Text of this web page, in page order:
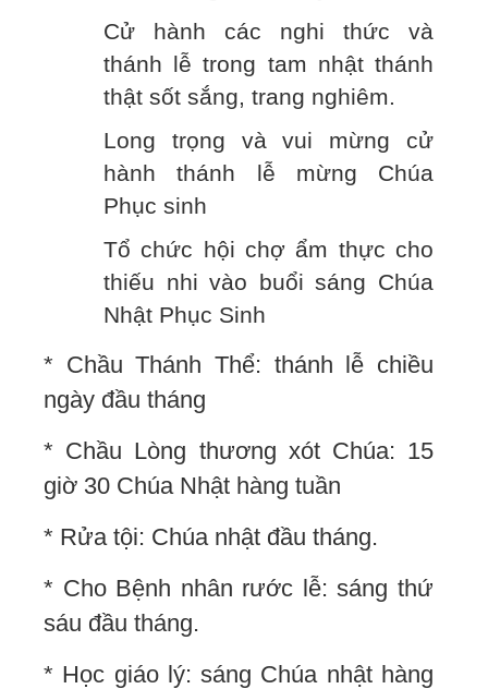
Cử hành các nghi thức và
thánh lễ trong tam nhật thánh
thật sốt sắng, trang nghiêm.
Long trọng và vui mừng cử
hành thánh lễ mừng Chúa
Phục sinh
Tổ chức hội chợ ẩm thực cho
thiếu nhi vào buổi sáng Chúa
Nhật Phục Sinh
* Chầu Thánh Thể: thánh lễ chiều
ngày đầu tháng
* Chầu Lòng thương xót Chúa: 15
giờ 30 Chúa Nhật hàng tuần
* Rửa tội: Chúa nhật đầu tháng.
* Cho Bệnh nhân rước lễ: sáng thứ
sáu đầu tháng.
* Học giáo lý: sáng Chúa nhật hàng